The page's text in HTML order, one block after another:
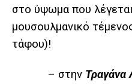
στο ύψωμα που
μουσουλμανικό
τάφου)!
– στην Τραγάνα